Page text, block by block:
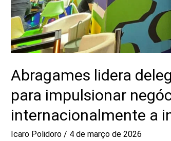
Abragames lidera
para impulsionar
internacionalmente a
Icaro Polidoro / 4 de março de 2026